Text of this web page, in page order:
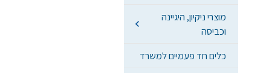
מוצרי ניקיון, היגיינה
וכביסה
כלים חד פעמיים למשרד